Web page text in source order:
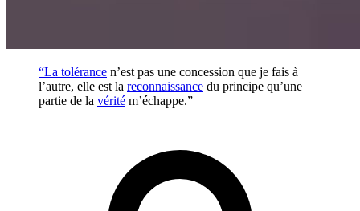
“La tolérance n’est pas une concession que je fais à
l’autre, elle est la reconnaissance du principe qu’une
partie de la vérité m’échappe.”